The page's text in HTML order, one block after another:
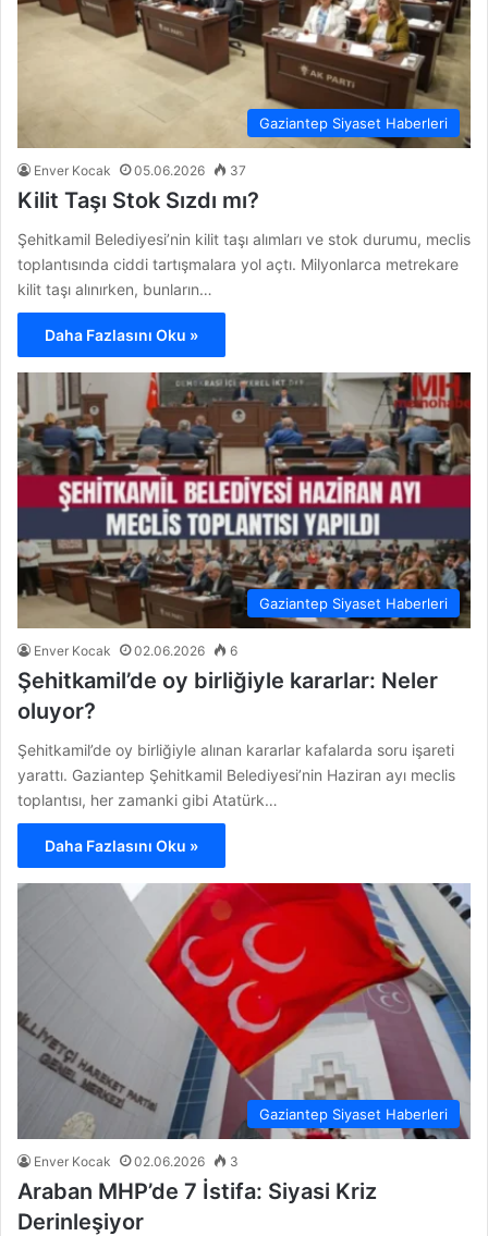
Gaziantep Siyaset Haberleri
Enver Kocak 05.06.2026 37
Kilit Taşı Stok Sızdı mı?
Şehitkamil Belediyesi’nin kilit taşı alımları ve stok durumu, meclis
toplantısında ciddi tartışmalara yol açtı. Milyonlarca metrekare
kilit taşı alınırken, bunların…
Daha Fazlasını Oku »
Gaziantep Siyaset Haberleri
Enver Kocak 02.06.2026 6
Şehitkamil’de oy birliğiyle kararlar: Neler
oluyor?
Şehitkamil’de oy birliğiyle alınan kararlar kafalarda soru işareti
yarattı. Gaziantep Şehitkamil Belediyesi’nin Haziran ayı meclis
toplantısı, her zamanki gibi Atatürk…
Daha Fazlasını Oku »
Gaziantep Siyaset Haberleri
Enver Kocak 02.06.2026 3
Araban MHP’de 7 İstifa: Siyasi Kriz
Derinleşiyor